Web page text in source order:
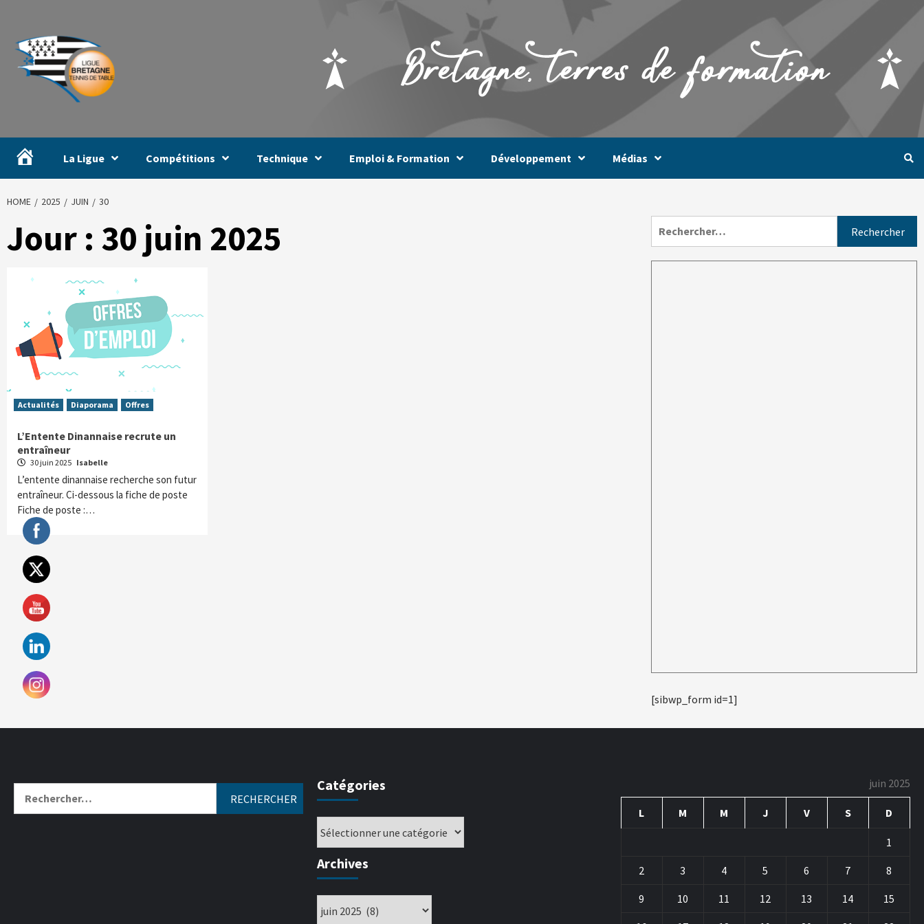
La Ligue Compétitions Technique Emploi & Formation Développement Médias
HOME 2025 JUIN 30
Jour : 30 juin 2025
Actualités Diaporama Offres
L’Entente Dinannaise recrute un
entraîneur
30 juin 2025 Isabelle
L’entente dinannaise recherche son futur
entraîneur. Ci-dessous la fiche de poste
Fiche de poste :…
[sibwp_form id=1]
Catégories
Archives
juin 2025
L M M J V S D
1
2 3 4 5 6 7 8
9 10 11 12 13 14 15